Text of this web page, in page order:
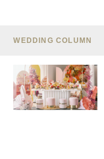
WEDDING COLUMN